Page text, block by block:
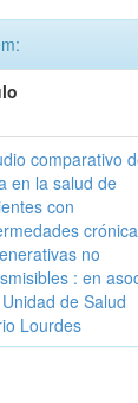
comparativo
en la salud de
con
no
: en
de Salud
Lourdes